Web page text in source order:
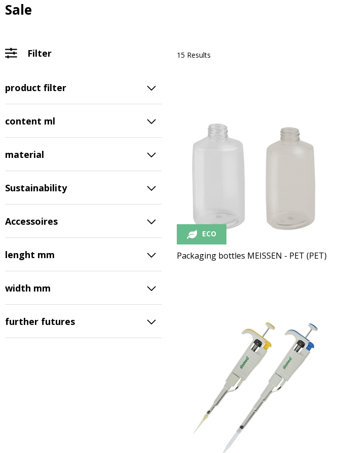
Sale
Filter
product filter
content ml
material
Sustainability
Accessoires
lenght mm
width mm
further futures
15 Results
ECO
Packaging bottles MEISSEN - PET (PET)